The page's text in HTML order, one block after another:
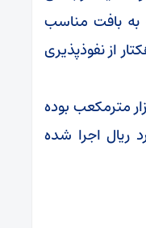
به بافت مناسب
در سطحی بالغ بر ۱۱۴ هکتار از نفوذپذیری
این پروژه ۱۲۰ هزار مترمکعب بوده
بالغ بر ۴۰ میلیارد ریال اجرا شده